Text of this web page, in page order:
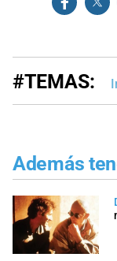
#TEMAS:
Además